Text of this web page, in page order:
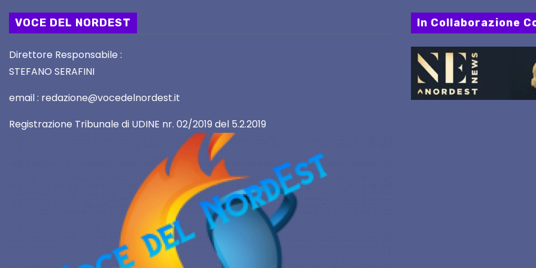
VOCE DEL NORDEST
Direttore Responsabile :
STEFANO SERAFINI
email : redazione@vocedelnordest.it
Registrazione Tribunale di UDINE nr. 02/2019 del 5.2.2019
In Collaborazione